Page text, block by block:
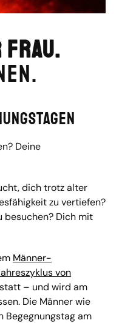
Frau.
Deine
dich trotz alter
zu vertiefen?
besuchen? Dich mit
Männer-
von
– und wird am
Die Männer wie
Begegnungstag am